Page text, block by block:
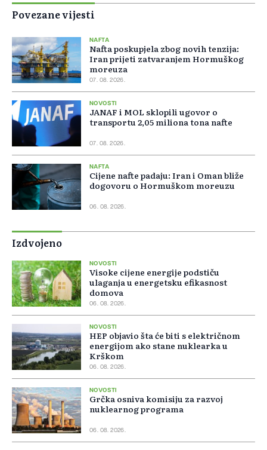
Povezane vijesti
NAFTA
Nafta poskupjela zbog novih tenzija:
Iran prijeti zatvaranjem Hormuškog
moreuza
07. 08. 2026.
NOVOSTI
JANAF i MOL sklopili ugovor o
transportu 2,05 miliona tona nafte
07. 08. 2026.
NAFTA
Cijene nafte padaju: Iran i Oman bliže
dogovoru o Hormuškom moreuzu
06. 08. 2026.
Izdvojeno
NOVOSTI
Visoke cijene energije podstiču
ulaganja u energetsku efikasnost
domova
06. 08. 2026.
NOVOSTI
HEP objavio šta će biti s električnom
energijom ako stane nuklearka u
Krškom
06. 08. 2026.
NOVOSTI
Grčka osniva komisiju za razvoj
nuklearnog programa
06. 08. 2026.